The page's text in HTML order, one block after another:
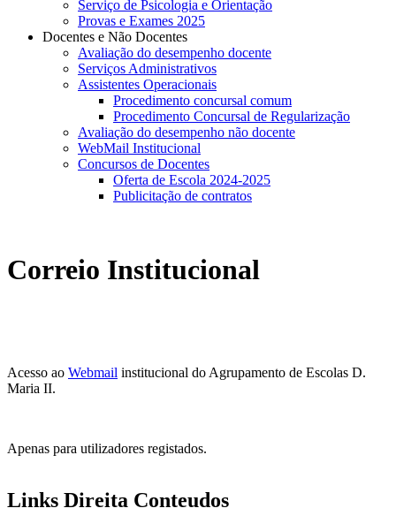
Serviço de Psicologia e Orientação
Provas e Exames 2025
Docentes e Não Docentes
Avaliação do desempenho docente
Serviços Administrativos
Assistentes Operacionais
Procedimento concursal comum
Procedimento Concursal de Regularização
Avaliação do desempenho não docente
WebMail Institucional
Concursos de Docentes
Oferta de Escola 2024-2025
Publicitação de contratos
Correio Institucional
Acesso ao Webmail institucional do Agrupamento de Escolas D.
Maria II.
Apenas para utilizadores registados.
Links Direita Conteudos